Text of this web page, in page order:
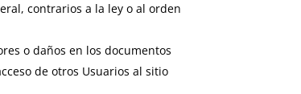
contrarios a la ley o al orden
o daños en los documentos
de otros Usuarios al sitio